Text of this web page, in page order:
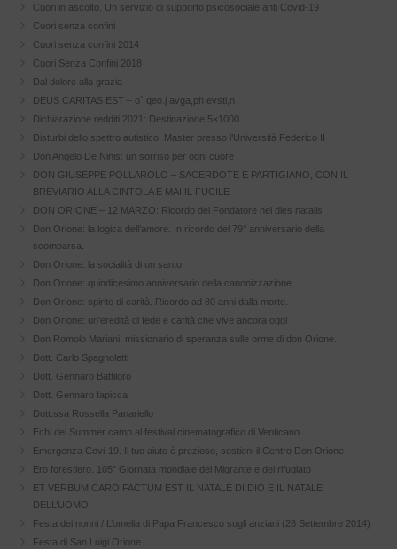
Cuori in ascolto. Un servizio di supporto psicosociale anti Covid-19
Cuori senza confini
Cuori senza confini 2014
Cuori Senza Confini 2018
Dal dolore alla grazia
DEUS CARITAS EST – o` qeo.j avga,ph evsti,n
Dichiarazione redditi 2021: Destinazione 5×1000
Disturbi dello spettro autistico. Master presso l’Università Federico II
Don Angelo De Ninis: un sorriso per ogni cuore
DON GIUSEPPE POLLAROLO – SACERDOTE E PARTIGIANO, CON IL
BREVIARIO ALLA CINTOLA E MAI IL FUCILE
DON ORIONE – 12 MARZO: Ricordo del Fondatore nel dies natalis
Don Orione: la logica dell’amore. In ricordo del 79° anniversario della
scomparsa.
Don Orione: la socialità di un santo
Don Orione: quindicesimo anniversario della canonizzazione.
Don Orione: spirito di carità. Ricordo ad 80 anni dalla morte.
Don Orione: un’eredità di fede e carità che vive ancora oggi
Don Romolo Mariani: missionario di speranza sulle orme di don Orione.
Dott. Carlo Spagnoletti
Dott. Gennaro Battiloro
Dott. Gennaro Iapicca
Dott.ssa Rossella Panariello
Echi del Summer camp al festival cinematografico di Venticano
Emergenza Covi-19. Il tuo aiuto è prezioso, sostieni il Centro Don Orione
Ero forestiero. 105° Giornata mondiale del Migrante e del rifugiato
ET VERBUM CARO FACTUM EST IL NATALE DI DIO E IL NATALE
DELL’UOMO
Festa dei nonni / L’omelia di Papa Francesco sugli anziani (28 Settembre 2014)
Festa di San Luigi Orione